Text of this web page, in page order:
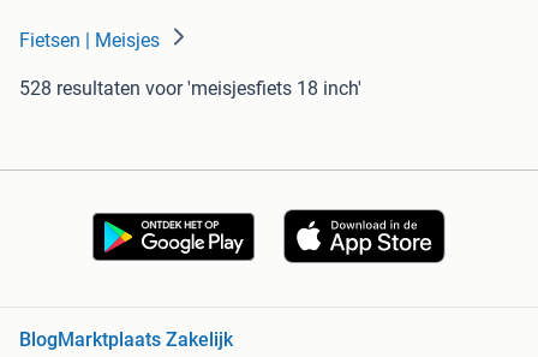
Fietsen | Meisjes
528 resultaten voor 'meisjesfiets 18 inch'
BlogMarktplaats Zakelijk